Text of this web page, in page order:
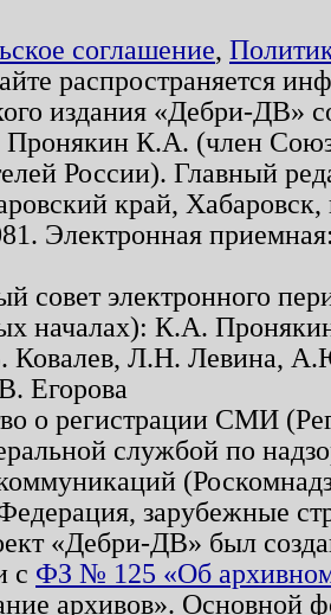
соглашение,
распространяется
издания «Дебри-ДВ»
Пронякин К.А. (член
России). Главный
край,
Электронная
совет электронного
началах): К.А.
Л.Н. Левина,
Егорова
о регистрации СМИ
службой по
зарубежные
«Дебри-ДВ» был
с ФЗ № 125 «Об
архивов». Основной